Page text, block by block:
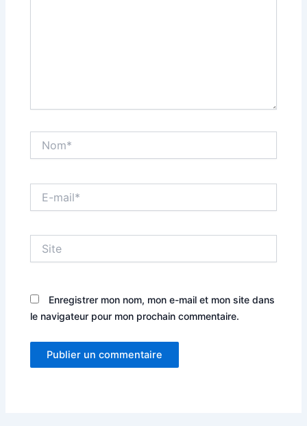
mail*
Enregistrer mon nom, mon e-mail et mon site dans
le navigateur pour mon prochain commentaire.